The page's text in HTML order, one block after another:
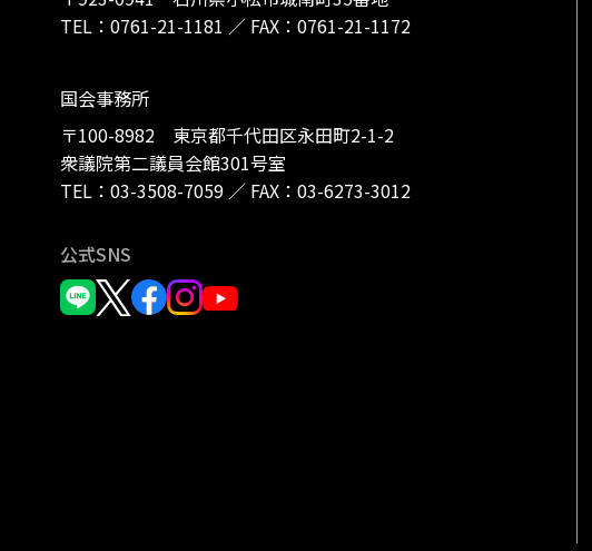
TEL： 0761-21-1181 ／ FAX：0761-21-1172
国会事務所
〒100-8982 東京都千代田区永田町2-1-2
衆議院第二議員会館301号室
TEL： 03-3508-7059／ FAX：03-6273-3012
公式SNS